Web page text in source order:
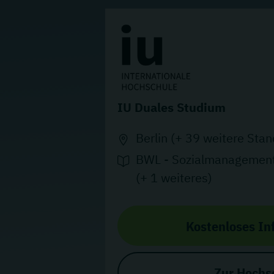
IU Duales Studium
Berlin (+ 39 weitere
BWL -
(+ 1 weiteres)